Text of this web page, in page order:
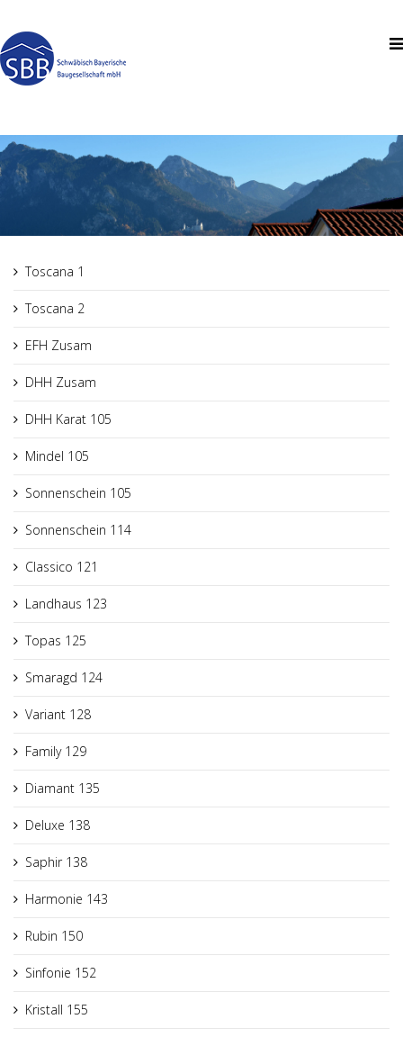
Toscana 1
Toscana 2
EFH Zusam
DHH Zusam
DHH Karat 105
Mindel 105
Sonnenschein 105
Sonnenschein 114
Classico 121
Landhaus 123
Topas 125
Smaragd 124
Variant 128
Family 129
Diamant 135
Deluxe 138
Saphir 138
Harmonie 143
Rubin 150
Sinfonie 152
Kristall 155